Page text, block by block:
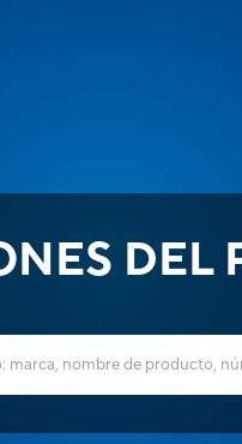
DEL